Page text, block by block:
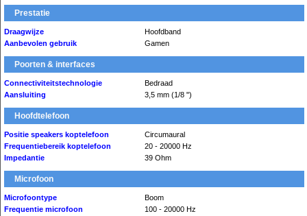
Prestatie
Draagwijze
Hoofdband
Aanbevolen gebruik
Gamen
Poorten & interfaces
Connectiviteitstechnologie
Bedraad
Aansluiting
3,5 mm (1/8 ")
Hoofdtelefoon
Positie speakers koptelefoon
Circumaural
Frequentiebereik koptelefoon
20 - 20000 Hz
Impedantie
39 Ohm
Microfoon
Microfoontype
Boom
Frequentie microfoon
100 - 20000 Hz